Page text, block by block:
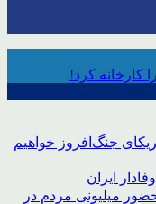
کارخانه کرد!
جنگ‌افروز خواهیم
ایران
میلیونی مردم در